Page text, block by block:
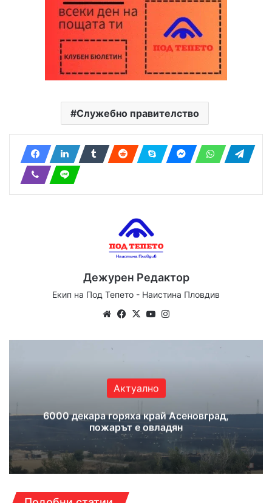
Служебно правителство
Дежурен Редактор
Екип на Под Тепето - Наистина Пловдив
WebsiteFacebook
X YouTube
Актуално
6000 декара горяха край Асеновград,
пожарът е овладян